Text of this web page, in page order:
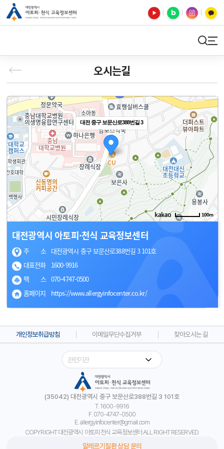
오시는길
대전 중구 보문산로388번길 3
100m
대전광역시 아토피·천식 교육정보센터
주 소 대전광역시 중구 보문산로388번길 3 101호
대표전화
1600-9916
팩 스 070-4747-0500
홈페이지
https://www.allergyinfocenter.co.kr/
개인정보취급방침 이메일무단수집거부 찾아오시는 길
(35042) 대전광역시 중구 보문산로388번길 3 101호
T. 1600-9916
F. 070-4747-0500
E. allergyinfocenter@gmail.com
COPYRIGHT 대전광역시 아토피·천식 교육정보센터 ALL RIGHT RESERVED.
알레르기질환 상담 문의